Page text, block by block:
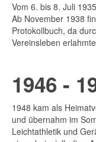
Vom 6. bis 8. Juli
Ab November 1938
Protokollbuch, da
Vereinsleben
1946 -
1948 kam als
und übernahm im
Leichtathletik und